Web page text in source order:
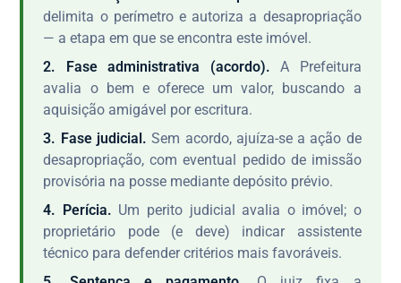
delimita o perímetro e autoriza a desapropriação
— a etapa em que se encontra este imóvel.
2. Fase administrativa (acordo). A Prefeitura
avalia o bem e oferece um valor, buscando a
aquisição amigável por escritura.
3. Fase judicial. Sem acordo, ajuíza-se a ação de
desapropriação, com eventual pedido de imissão
provisória na posse mediante depósito prévio.
4. Perícia. Um perito judicial avalia o imóvel; o
proprietário pode (e deve) indicar assistente
técnico para defender critérios mais favoráveis.